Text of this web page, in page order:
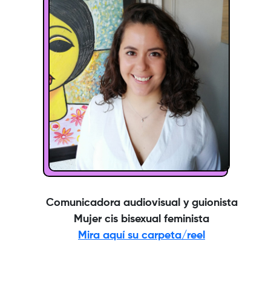
Comunicadora audiovisual y guionista
Mujer cis bisexual feminista
Mira aquí su carpeta/reel